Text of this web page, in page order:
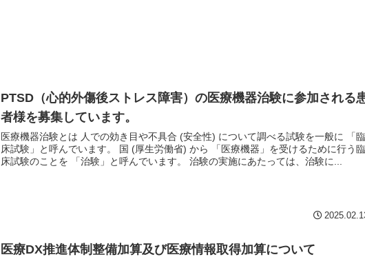
PTSD（心的外傷後ストレス障害）の医療機器治験に参加される
者様を募集しています。
医療機器治験とは 人での効き目や不具合 (安全性) について調べる試験を一般に 「臨
床試験」と呼んでいます。 国 (厚生労働省) から 「医療機器」を受けるために行う臨
床試験のことを 「治験」と呼んでいます。 治験の実施にあたっては、治験に...
医療DX推進体制整備加算及び医療情報取得加算について